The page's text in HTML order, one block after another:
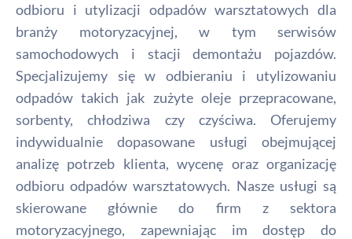
odbioru i utylizacji odpadów warsztatowych dla
branży motoryzacyjnej, w tym serwisów
samochodowych i stacji demontażu pojazdów.
Specjalizujemy się w odbieraniu i utylizowaniu
odpadów takich jak zużyte oleje przepracowane,
sorbenty, chłodziwa czy czyściwa. Oferujemy
indywidualnie dopasowane usługi obejmującej
analizę potrzeb klienta, wycenę oraz organizację
odbioru odpadów warsztatowych. Nasze usługi są
skierowane głównie do firm z sektora
motoryzacyjnego, zapewniając im dostęp do